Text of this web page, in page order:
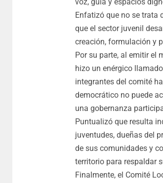
Enfatizó que no se trata
que el sector juvenil
creación, formulación y
Por su parte, al emitir el
hizo un enérgico
integrantes del comité
democrático no puede
una gobernanza
Puntualizó que resulta
juventudes, dueñas del
de sus comunidades y
territorio para respaldar
Finalmente, el Comité